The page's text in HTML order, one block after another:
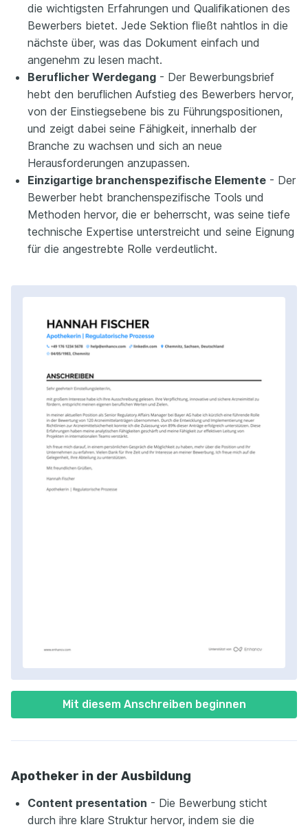
Mit diesem Anschreiben beginnen
die wichtigsten Erfahrungen und Qualifikationen des
Bewerbers bietet. Jede Sektion fließt nahtlos in die
nächste über, was das Dokument einfach und
angenehm zu lesen macht.
Beruflicher Werdegang - Der Bewerbungsbrief
hebt den beruflichen Aufstieg des Bewerbers hervor,
von der Einstiegsebene bis zu Führungspositionen,
und zeigt dabei seine Fähigkeit, innerhalb der
Branche zu wachsen und sich an neue
Herausforderungen anzupassen.
Einzigartige branchenspezifische Elemente - Der
Bewerber hebt branchenspezifische Tools und
Methoden hervor, die er beherrscht, was seine tiefe
technische Expertise unterstreicht und seine Eignung
für die angestrebte Rolle verdeutlicht.
Apotheker in der Ausbildung
Content presentation - Die Bewerbung sticht
durch ihre klare Struktur hervor, indem sie die